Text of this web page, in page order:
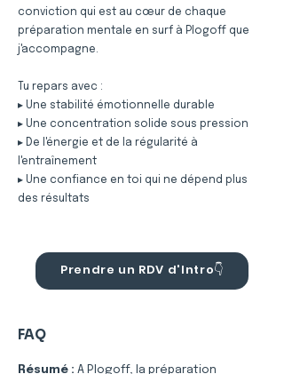
conviction qui est au cœur de chaque
préparation mentale en surf à Plogoff que
j'accompagne.
Tu repars avec :
▸ Une stabilité émotionnelle durable
▸ Une concentration solide sous pression
▸ De l'énergie et de la régularité à
l'entraînement
▸ Une confiance en toi qui ne dépend plus
des résultats
Prendre un RDV d'Intro👇
FAQ
Résumé : A Plogoff, la préparation